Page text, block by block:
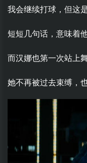
我会继续打球，但这
短短几句话，意味着
而汉娜也第一次站上
她不再被过去束缚，